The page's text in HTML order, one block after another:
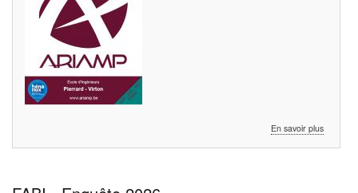
En savoir plussur